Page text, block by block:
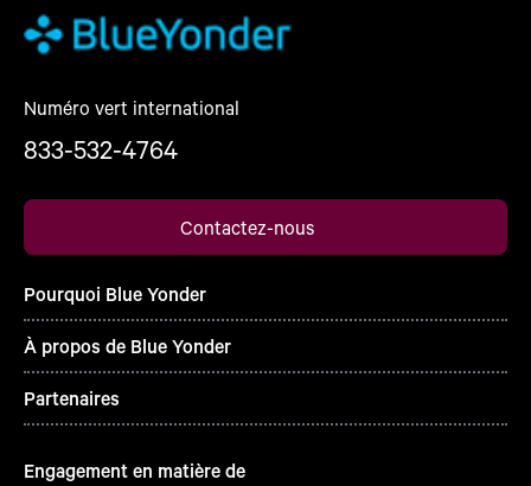
Numéro vert international
833-532-4764
Contactez-nous
Pourquoi Blue Yonder
À propos de Blue Yonder
Partenaires
Engagement en matière de